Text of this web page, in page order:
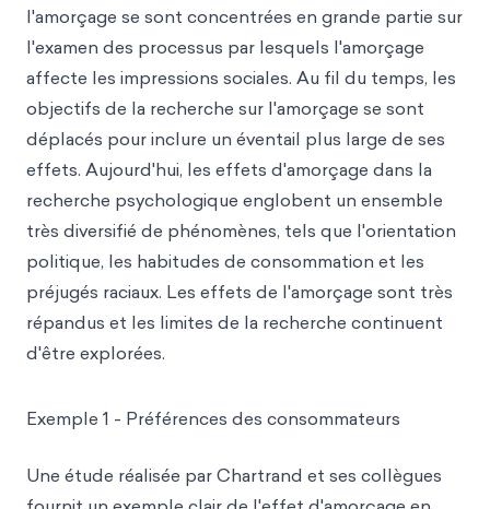
l'amorçage se sont concentrées en grande partie sur
l'examen des processus par lesquels l'amorçage
affecte les impressions sociales. Au fil du temps, les
objectifs de la recherche sur l'amorçage se sont
déplacés pour inclure un éventail plus large de ses
effets. Aujourd'hui, les effets d'amorçage dans la
recherche psychologique englobent un ensemble
très diversifié de phénomènes, tels que l'orientation
politique, les habitudes de consommation et les
préjugés raciaux. Les effets de l'amorçage sont très
répandus et les limites de la recherche continuent
d'être explorées.
Exemple 1 - Préférences des consommateurs
Une étude réalisée par Chartrand et ses collègues